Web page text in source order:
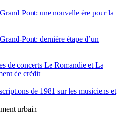
Pont: une nouvelle ère pour la
Pont: dernière étape d’un
de concerts Le Romandie et La
de crédit
de 1981 sur les musiciens et
urbain